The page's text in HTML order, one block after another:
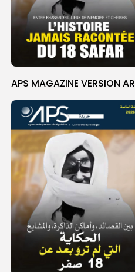
APS MAGAZINE VERSION AR